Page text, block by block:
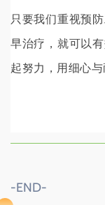
只要我们重视预
早治疗，就可以
起努力，用细心
-END-